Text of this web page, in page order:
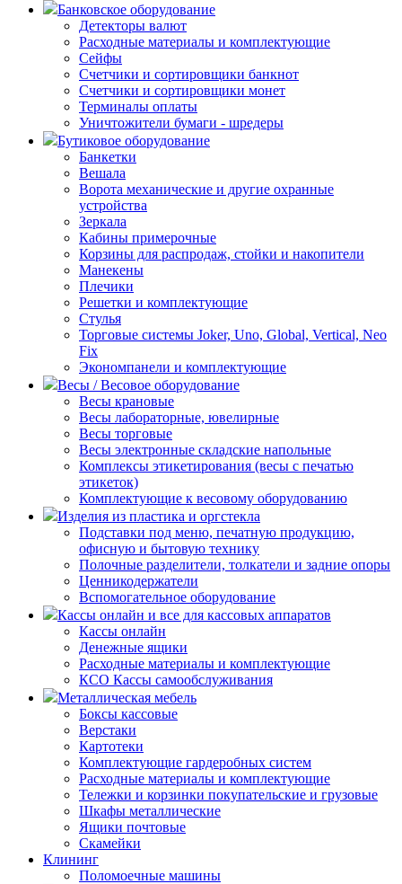
Банковское оборудование
Детекторы валют
Расходные материалы и комплектующие
Сейфы
Счетчики и сортировщики банкнот
Счетчики и сортировщики монет
Терминалы оплаты
Уничтожители бумаги - шредеры
Бутиковое оборудование
Банкетки
Вешала
Ворота механические и другие охранные
устройства
Зеркала
Кабины примерочные
Корзины для распродаж, стойки и накопители
Манекены
Плечики
Решетки и комплектующие
Стулья
Торговые системы Joker, Uno, Global, Vertical, Neo
Fix
Экономпанели и комплектующие
Весы / Весовое оборудование
Весы крановые
Весы лабораторные, ювелирные
Весы торговые
Весы электронные складские напольные
Комплексы этикетирования (весы с печатью
этикеток)
Комплектующие к весовому оборудованию
Изделия из пластика и оргстекла
Подставки под меню, печатную продукцию,
офисную и бытовую технику
Полочные разделители, толкатели и задние опоры
Ценникодержатели
Вспомогательное оборудование
Кассы онлайн и все для кассовых аппаратов
Кассы онлайн
Денежные ящики
Расходные материалы и комплектующие
КСО Кассы самообслуживания
Металлическая мебель
Боксы кассовые
Верстаки
Картотеки
Комплектующие гардеробных систем
Расходные материалы и комплектующие
Тележки и корзинки покупательские и грузовые
Шкафы металлические
Ящики почтовые
Скамейки
Клининг
Поломоечные машины